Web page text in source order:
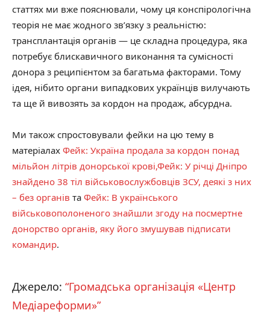
статтях ми вже пояснювали, чому ця конспірологічна
теорія не має жодного зв’язку з реальністю:
трансплантація органів — це складна процедура, яка
потребує блискавичного виконання та сумісності
донора з реципієнтом за багатьма факторами. Тому
ідея, нібито органи випадкових українців вилучають
та ще й вивозять за кордон на продаж, абсурдна.
Ми також спростовували фейки на цю тему в
матеріалах Фейк: Україна продала за кордон понад
мільйон літрів донорської крові,Фейк: У річці Дніпро
знайдено 38 тіл військовослужбовців ЗСУ, деякі з них
– без органів та Фейк: В українського
військовополоненого знайшли згоду на посмертне
донорство органів, яку його змушував підписати
командир.
Джерело: “Громадська організація «Центр
Медіареформи»”